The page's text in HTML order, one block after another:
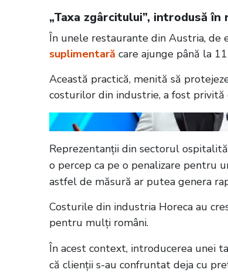
„Taxa zgârcitului”, introdusă
În unele restaurante din Austria, de
suplimentară care ajunge până la
Această practică, menită să
costurilor din industrie, a fost privită
Reprezentanții din sectorul
o percep ca pe o penalizare pentru
astfel de măsură ar putea genera
Costurile din industria Horeca au
pentru mulți români.
În acest context, introducerea unei
că clienții s-au confruntat deja cu